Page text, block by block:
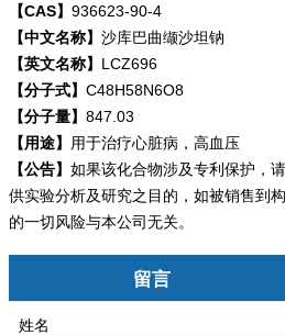
【CAS】 936623-90-4
【中文名称】 沙库巴曲缬沙坦钠
【英文名称】 LCZ696
【分子式】 C48H58N6O8
【分子量】 847.03
【用途】
用于治疗心脏病，高血压
【公告】 如果该化合物涉及专利保护，
供实验分析及研究之目的，如被销售到
的一切风险与本公司无关。
留言
姓名